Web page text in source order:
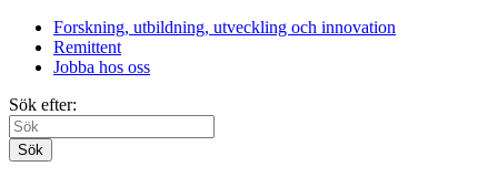
Forskning, utbildning, utveckling och innovation
Remittent
Jobba hos oss
Sök efter:
Sök